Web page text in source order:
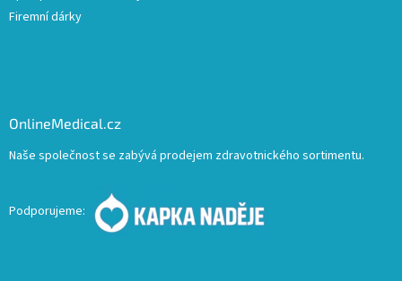
Firemní dárky
OnlineMedical.cz
Naše společnost se zabývá prodejem zdravotnického sortimentu.
Podporujeme: